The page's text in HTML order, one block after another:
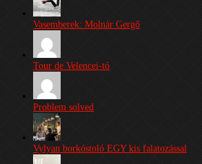
Vasemberek: Molnár Gergő
Tour de Velencei-tó
Problem solved
Vylyan borkóstoló EGY kis falatozással